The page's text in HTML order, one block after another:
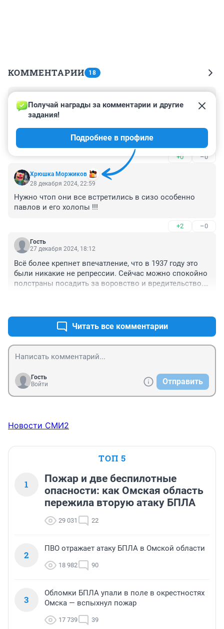
КОММЕНТАРИИ 18
30 декабря 2024, 16:11
Что в советские времена в школах воспитывали
коммунистов, что сейчас воспитывают
предпринимателей, а получается одно - воры и
казнокрады. Это цитата из фильма.
+0 –0
Хрюшка Моржиков
Получай награды за комментарии и другие
задания!
Подробнее в профиле
28 декабря 2024, 22:59
Нужно чтоп они все встретились в сизо особенно
павлов и его холопы !!!
+2 –0
Гость
27 декабря 2024, 18:12
Всё более крепнет впечатление, что в 1937 году это
были никакие не репрессии. Сейчас можно спокойно
полстраны посадить за воровство и вредительство.
Читать все комментарии
Гость
Войти
Отправить
Новости СМИ2
ТОП 5
1
Пожар и две беспилотные
опасности: как Омская область
пережила вторую атаку БПЛА
29 031 22
2
ПВО отражает атаку БПЛА в Омской области
18 982 90
3
Обломки БПЛА упали в поле в окрестностях
Омска — вспыхнул пожар
17 739 39